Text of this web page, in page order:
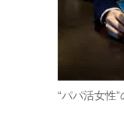
“パパ活女性”